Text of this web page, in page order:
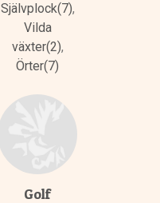
Självplock(7),
Vilda
växter(2),
Örter(7)
Golf